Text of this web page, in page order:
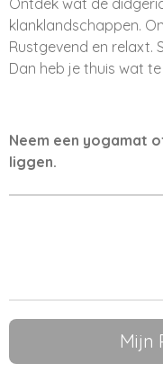
Ontdek wat de
klanklandschappen.
Rustgevend en relaxt.
Dan heb je thuis wat
Neem een yogamat
liggen.
Mijn